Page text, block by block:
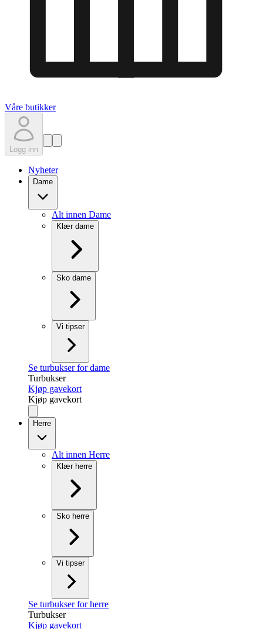
Våre butikker
Logg inn
Nyheter
Dame
Alt innen Dame
Klær dame
Sko dame
Vi tipser
Se turbukser for dame
Turbukser
Kjøp gavekort
Kjøp gavekort
Herre
Alt innen Herre
Klær herre
Sko herre
Vi tipser
Se turbukser for herre
Turbukser
Kjøp gavekort